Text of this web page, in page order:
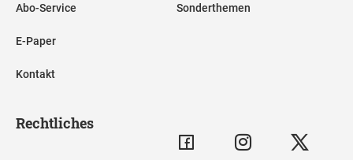
Abo-Service
E-Paper
Kontakt
Sonderthemen
Rechtliches